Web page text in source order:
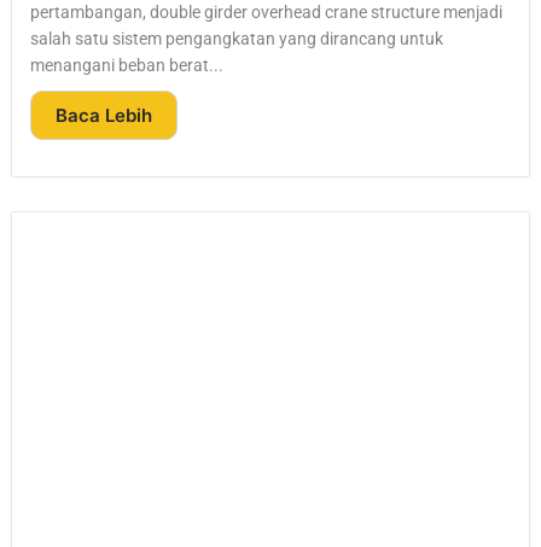
pertambangan, double girder overhead crane structure menjadi
salah satu sistem pengangkatan yang dirancang untuk
menangani beban berat...
Baca Lebih